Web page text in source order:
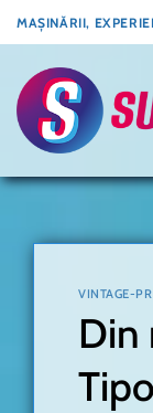
Skip
to
content
MAȘINĂRII,
VINTAGE-
Din